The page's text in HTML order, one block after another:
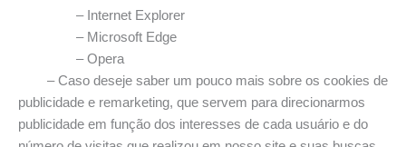
– Internet Explorer
– Microsoft Edge
– Opera
– Caso deseje saber um pouco mais sobre os cookies de
publicidade e remarketing, que servem para direcionarmos
publicidade em função dos interesses de cada usuário e do